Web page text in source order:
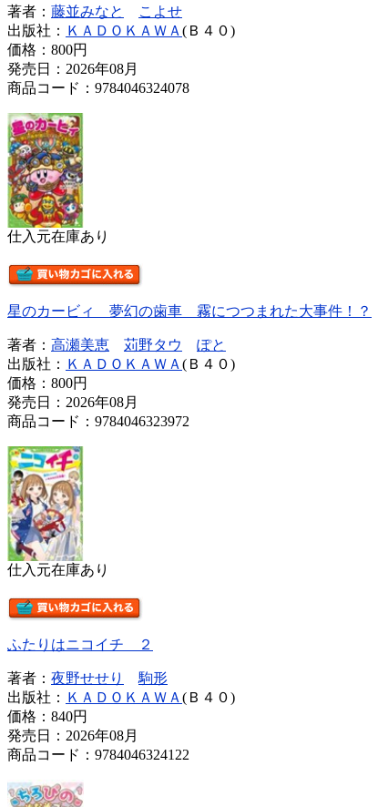
著者： 藤並みなと
こよせ
出版社： ＫＡＤＯＫＡＷＡ (Ｂ４０)
価格： 800円
発売日：2026年08月
商品コード：9784046324078
仕入元在庫あり
星のカービィ 夢幻の歯車 霧につつまれた大事件！？
著者： 高瀬美恵 苅野タウ
ぽと
出版社： ＫＡＤＯＫＡＷＡ (Ｂ４０)
価格： 800円
発売日：2026年08月
商品コード：9784046323972
仕入元在庫あり
ふたりはニコイチ ２
著者： 夜野せせり
駒形
出版社： ＫＡＤＯＫＡＷＡ (Ｂ４０)
価格： 840円
発売日：2026年08月
商品コード：9784046324122